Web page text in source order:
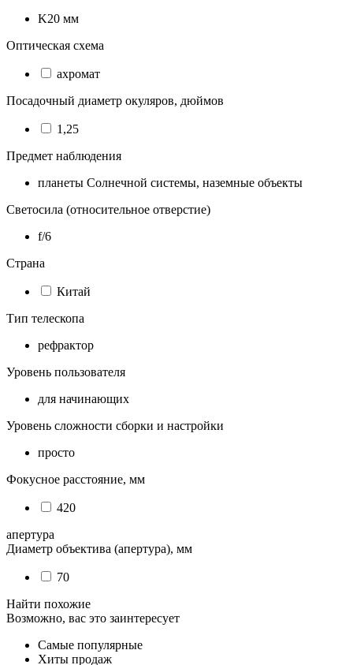
K20 мм
Оптическая схема
ахромат
Посадочный диаметр окуляров, дюймов
1,25
Предмет наблюдения
планеты Солнечной системы, наземные объекты
Светосила (относительное отверстие)
f/6
Страна
Китай
Тип телескопа
рефрактор
Уровень пользователя
для начинающих
Уровень сложности сборки и настройки
просто
Фокусное расстояние, мм
420
апертура
Диаметр объектива (апертура), мм
70
Найти похожие
Возможно, вас это заинтересует
Самые популярные
Хиты продаж